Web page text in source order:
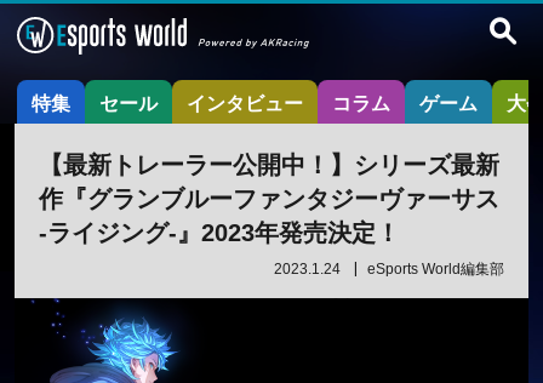
特集 セール インタビュー コラム ゲーム 大
【最新トレーラー公開中！】シリーズ最新
作『グランブルーファンタジーヴァーサス
-ライジング-』2023年発売決定！
2023.1.24 eSports World編集部